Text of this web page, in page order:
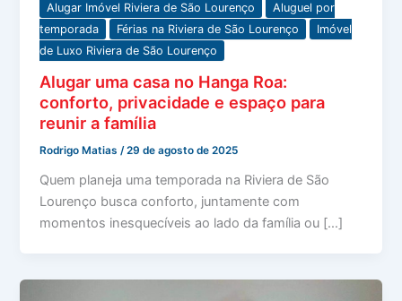
Alugar Imóvel Riviera de São Lourenço
Aluguel por
temporada
Férias na Riviera de São Lourenço
Imóvel
de Luxo Riviera de São Lourenço
Alugar uma casa no Hanga Roa:
conforto, privacidade e espaço para
reunir a família
Rodrigo Matias/29 de agosto de 2025
Quem planeja uma temporada na Riviera de São
Lourenço busca conforto, juntamente com
momentos inesquecíveis ao lado da família ou […]